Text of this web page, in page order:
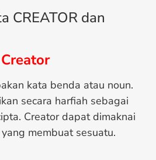
CREATOR dan
kata benda atau noun.
secara harfiah sebagai
Creator dapat dimaknai
membuat sesuatu.